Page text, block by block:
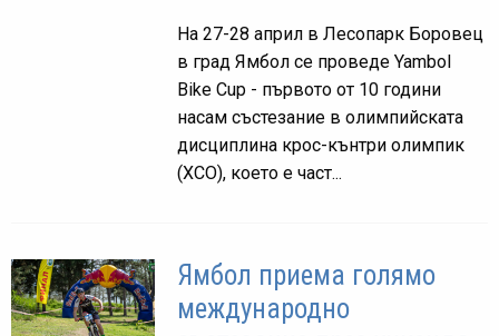
На 27-28 април в Лесопарк Боровец
в град Ямбол се проведе Yambol
Bike Cup - първото от 10 години
насам състезание в олимпийската
дисциплина крос-кънтри олимпик
(ХСО), което е част...
Ямбол приема голямо
международно